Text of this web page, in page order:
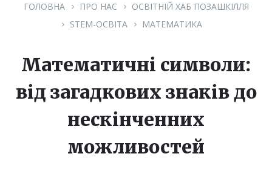
ГОЛОВНА ПРО НАС
ОСВІТНІЙ ХАБ ПОЗАШКІЛЛЯ
STEM-ОСВІТА
МАТЕМАТИКА
Математичні символи:
від загадкових знаків до
нескінченних
можливостей